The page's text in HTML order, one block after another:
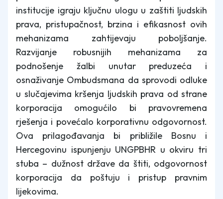
institucije igraju ključnu ulogu u zaštiti ljudskih
prava, pristupačnost, brzina i efikasnost ovih
mehanizama zahtijevaju poboljšanje.
Razvijanje robusnijih mehanizama za
podnošenje žalbi unutar preduzeća i
osnaživanje Ombudsmana da sprovodi odluke
u slučajevima kršenja ljudskih prava od strane
korporacija omogućilo bi pravovremena
rješenja i povećalo korporativnu odgovornost.
Ova prilagođavanja bi približile Bosnu i
Hercegovinu ispunjenju UNGPBHR u okviru tri
stuba – dužnost države da štiti, odgovornost
korporacija da poštuju i pristup pravnim
lijekovima.